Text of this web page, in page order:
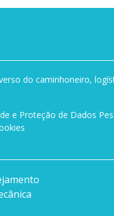
do caminhoneiro,
e Proteção de Dados